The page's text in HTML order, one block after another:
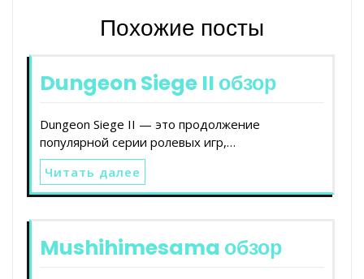
Похожие посты
Dungeon Siege II обзор
Dungeon Siege II — это продолжение
популярной серии ролевых игр,…
Читать далее
Mushihimesama обзор